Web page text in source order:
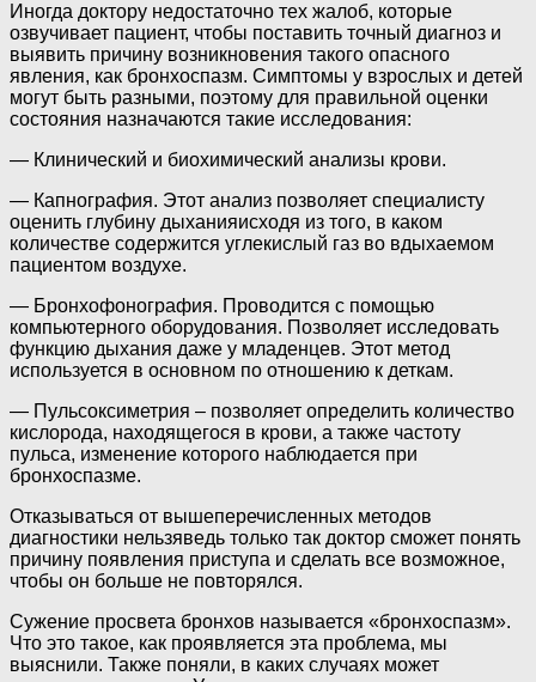
Иногда доктору недостаточно тех жалоб, которые
озвучивает пациент, чтобы поставить точный диагноз и
выявить причину возникновения такого опасного
явления, как бронхоспазм. Симптомы у взрослых и детей
могут быть разными, поэтому для правильной оценки
состояния назначаются такие исследования:
— Клинический и биохимический анализы крови.
— Капнография. Этот анализ позволяет специалисту
оценить глубину дыханияисходя из того, в каком
количестве содержится углекислый газ во вдыхаемом
пациентом воздухе.
— Бронхофонография. Проводится с помощью
компьютерного оборудования. Позволяет исследовать
функцию дыхания даже у младенцев. Этот метод
используется в основном по отношению к деткам.
— Пульсоксиметрия – позволяет определить количество
кислорода, находящегося в крови, а также частоту
пульса, изменение которого наблюдается при
бронхоспазме.
Отказываться от вышеперечисленных методов
диагностики нельзяведь только так доктор сможет понять
причину появления приступа и сделать все возможное,
чтобы он больше не повторялся.
Сужение просвета бронхов называется «бронхоспазм».
Что это такое, как проявляется эта проблема, мы
выяснили. Также поняли, в каких случаях может